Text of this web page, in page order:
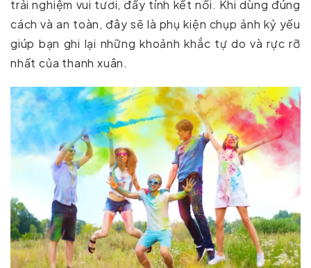
trải nghiệm vui tươi, đầy tính kết nối. Khi dùng đúng
cách và an toàn, đây sẽ là phụ kiện chụp ảnh kỷ yếu
giúp bạn ghi lại những khoảnh khắc tự do và rực rỡ
nhất của thanh xuân.